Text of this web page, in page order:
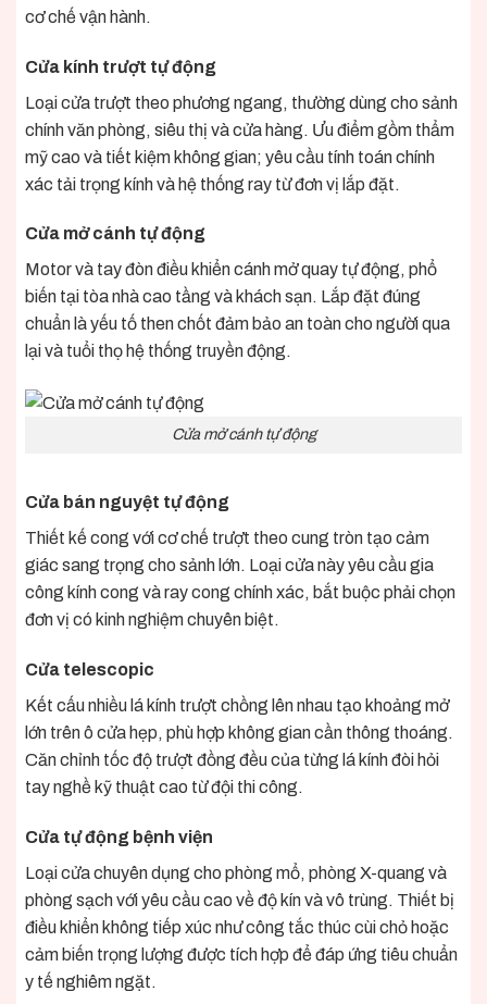
cơ chế vận hành.
Cửa kính trượt tự động
Loại cửa trượt theo phương ngang, thường dùng cho sảnh
chính văn phòng, siêu thị và cửa hàng. Ưu điểm gồm thẩm
mỹ cao và tiết kiệm không gian; yêu cầu tính toán chính
xác tải trọng kính và hệ thống ray từ đơn vị lắp đặt.
Cửa mở cánh tự động
Motor và tay đòn điều khiển cánh mở quay tự động, phổ
biến tại tòa nhà cao tầng và khách sạn. Lắp đặt đúng
chuẩn là yếu tố then chốt đảm bảo an toàn cho người qua
lại và tuổi thọ hệ thống truyền động.
Cửa mở cánh tự động
Cửa bán nguyệt tự động
Thiết kế cong với cơ chế trượt theo cung tròn tạo cảm
giác sang trọng cho sảnh lớn. Loại cửa này yêu cầu gia
công kính cong và ray cong chính xác, bắt buộc phải chọn
đơn vị có kinh nghiệm chuyên biệt.
Cửa telescopic
Kết cấu nhiều lá kính trượt chồng lên nhau tạo khoảng mở
lớn trên ô cửa hẹp, phù hợp không gian cần thông thoáng.
Căn chỉnh tốc độ trượt đồng đều của từng lá kính đòi hỏi
tay nghề kỹ thuật cao từ đội thi công.
Cửa tự động bệnh viện
Loại cửa chuyên dụng cho phòng mổ, phòng X-quang và
phòng sạch với yêu cầu cao về độ kín và vô trùng. Thiết bị
điều khiển không tiếp xúc như công tắc thúc cùi chỏ hoặc
cảm biến trọng lượng được tích hợp để đáp ứng tiêu chuẩn
y tế nghiêm ngặt.